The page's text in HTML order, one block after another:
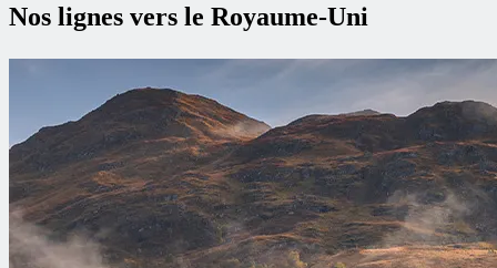
Nos lignes vers le Royaume-Uni